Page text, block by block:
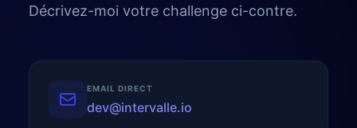
Décrivez-moi votre challenge ci-contre.
EMAIL DIRECT
dev@intervalle.io